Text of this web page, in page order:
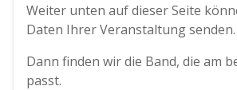
Weiter unten auf dieser Seite
Daten Ihrer Veranstaltung senden.
Dann finden wir die Band, die am
passt.